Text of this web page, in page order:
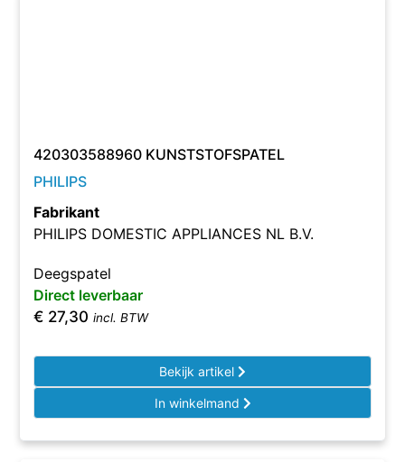
420303588960 KUNSTSTOFSPATEL
PHILIPS
Fabrikant
PHILIPS DOMESTIC APPLIANCES NL B.V.
Deegspatel
Direct leverbaar
€ 27,30 incl. BTW
Bekijk artikel
In winkelmand